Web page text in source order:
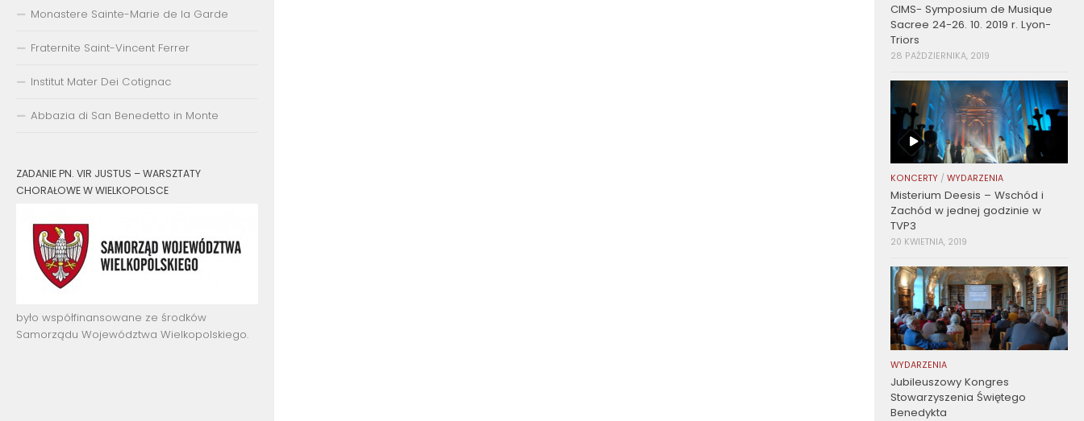
Monastere Sainte-Marie de la Garde
Fraternite Saint-Vincent Ferrer
Institut Mater Dei Cotignac
Abbazia di San Benedetto in Monte
ZADANIE PN. VIR JUSTUS – WARSZTATY
CHORAŁOWE W WIELKOPOLSCE
było współfinansowane ze środków
Samorządu Województwa Wielkopolskiego.
CIMS- Symposium de Musique
Sacree 24-26. 10. 2019 r. Lyon-
Triors
28 PAŹDZIERNIKA, 2019
KONCERTY / WYDARZENIA
Misterium Deesis – Wschód i
Zachód w jednej godzinie w
TVP3
20 KWIETNIA, 2019
WYDARZENIA
Jubileuszowy Kongres
Stowarzyszenia Świętego
Benedykta